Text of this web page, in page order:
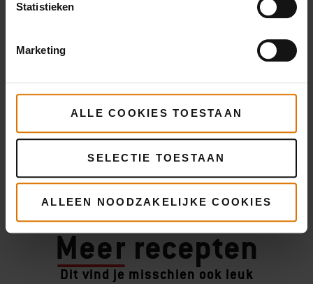
Statistieken
Marketing
ALLE COOKIES TOESTAAN
SELECTIE TOESTAAN
ALLEEN NOODZAKELIJKE COOKIES
Meerrecepten
Dit vind je misschien ook leuk